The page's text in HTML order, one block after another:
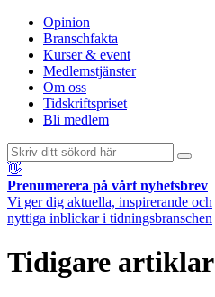
Opinion
Branschfakta
Kurser & event
Medlemstjänster
Om oss
Tidskriftspriset
Bli medlem
👋
Prenumerera på vårt nyhetsbrev
Vi ger dig aktuella, inspirerande och
nyttiga inblickar i tidningsbranschen
Tidigare artiklar